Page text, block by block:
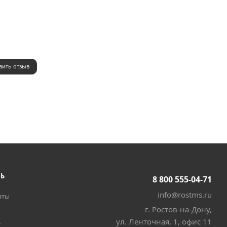
отзыв
8 800 555-04-71
info@rostms.ru
г. Ростов-на-Дону,
ул. Ленточная, 1, офис 11